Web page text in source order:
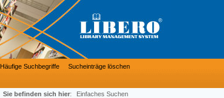
Häufige Suchbegriffe Sucheinträge löschen
Sie befinden sich hier: Einfaches Suchen